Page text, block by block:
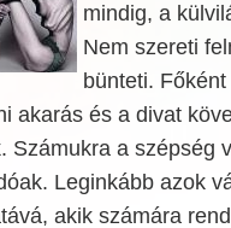
mindig, a
Nem szereti
bünteti.
akarás és a divat
Számukra a szépség
Leginkább azok
akik számára